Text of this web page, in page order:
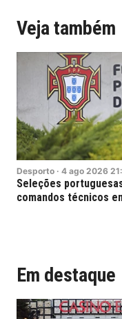
Veja também
Desporto · 4 ago 2026
Seleções
comandos técnicos
Em destaque